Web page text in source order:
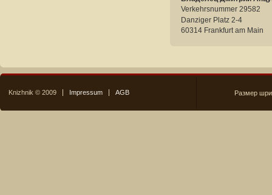
Verkehrsnummer 29582
Danziger Platz 2-4
60314 Frankfurt am Main
Knizhnik © 2009 Impressum AGB Размер